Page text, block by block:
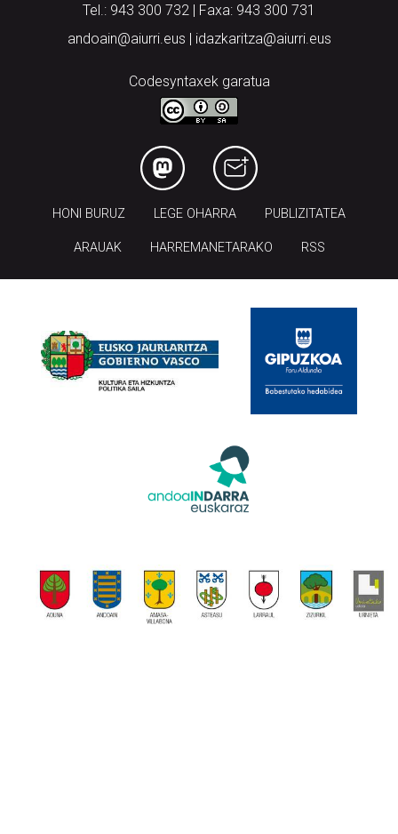
Tel.: 943 300 732 | Faxa: 943 300 731
andoain@aiurri.eus | idazkaritza@aiurri.eus
Codesyntaxek garatua
HONI BURUZ LEGE OHARRA PUBLIZITATEA
ARAUAK HARREMANETARAKO RSS